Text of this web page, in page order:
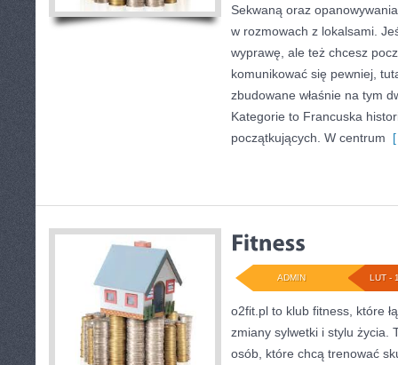
Sekwaną oraz
w rozmowach z lokalsami.
wyprawę, ale też chcesz
komunikować się pewniej,
zbudowane właśnie na tym
Kategorie to Francuska
początkujących. W centrum
LUT -
ADMIN
o2fit.pl to klub fitness, które
zmiany sylwetki i stylu życia.
osób, które chcą trenować